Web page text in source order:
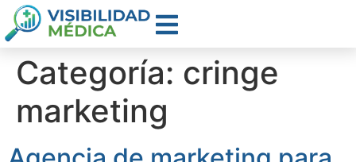
Categoría: cringe
marketing